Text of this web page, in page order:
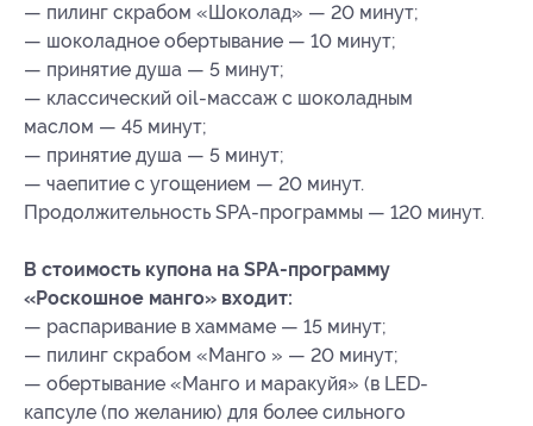
— пилинг скрабом «Шоколад» — 20 минут;
— шоколадное обертывание — 10 минут;
— принятие душа — 5 минут;
— классический oil-массаж с шоколадным
маслом — 45 минут;
— принятие душа — 5 минут;
— чаепитие с угощением — 20 минут.
Продолжительность SPA-программы — 120 минут.
В стоимость купона на SPA-программу
«Роскошное манго» входит:
— распаривание в хаммаме — 15 минут;
— пилинг скрабом «Манго » — 20 минут;
— обертывание «Манго и маракуйя» (в LED-
капсуле (по желанию) для более сильного